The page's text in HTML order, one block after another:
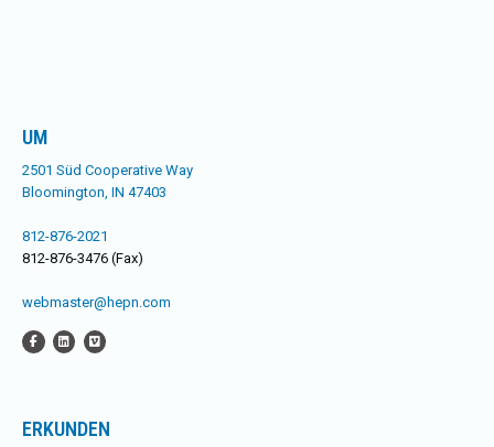
UM
2501 Süd Cooperative Way
Bloomington, IN 47403
812-876-2021
812-876-3476 (Fax)
webmaster@hepn.com
ERKUNDEN